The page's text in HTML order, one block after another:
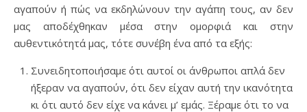
αγαπούν ή πώς να εκδηλώνουν την αγάπη τους, αν δεν
μας αποδέχθηκαν μέσα στην ομορφιά και στην
αυθεντικότητά μας, τότε συνέβη ένα από τα εξής:
Συνειδητοποιήσαμε ότι αυτοί οι άνθρωποι απλά δεν
ήξεραν να αγαπούν, ότι δεν είχαν αυτή την ικανότητα
κι ότι αυτό δεν είχε να κάνει μ’ εμάς. Ξέραμε ότι το να